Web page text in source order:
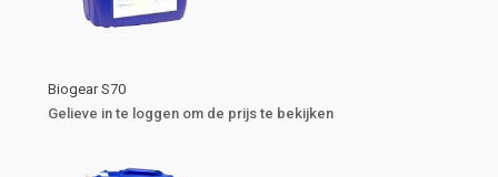
Biogear S70
Gelieve in te loggen om de prijs te bekijken